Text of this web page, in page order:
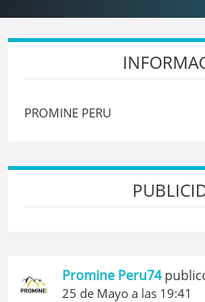
PROMINE PERU
Promine Peru74
25 de Mayo a las 19:41